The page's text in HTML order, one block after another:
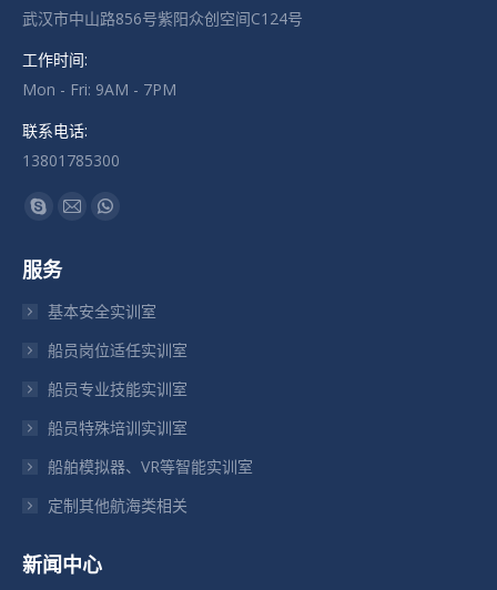
武汉市中山路856号紫阳众创空间C124号
工作时间:
Mon - Fri: 9AM - 7PM
联系电话:
13801785300
找到我们：
Skype
在
新
口
中
打
Mail
新
口
中
打
Whatsapp
新
口
中
打
服务
基本安全实训室
船员岗位适任实训室
船员专业技能实训室
船员特殊培训实训室
船舶模拟器、VR等智能实训室
定制其他航海类相关
新闻中心